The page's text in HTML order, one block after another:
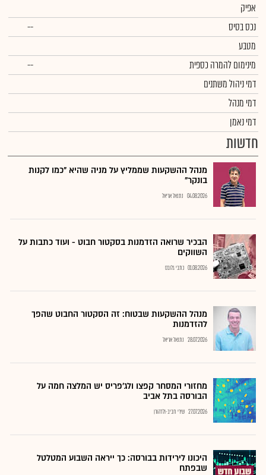
אפיק
נכס בסיס
--
מטבע
מינימום להמרה כספית
--
דמי ניהול משתנים
דמי מנהל
דמי נאמן
חדשות
מנהל ההשקעות שממליץ על מניה שהיא "כמו לקנות
בונקר"
04.08.2026 נתנאל אריאל
הבכיר שרואה הזדמנות בסקטור חבוט - ועוד כתבות על
השווקים
01.08.2026 כתבי גלובס
מנהל ההשקעות שבטוח: זה הסקטור החבוט שהפך
להזדמנות
28.07.2026 נתנאל אריאל
מחזורי המסחר קפצו ולג'פריס יש המלצה חמה על
הבורסה בתל אביב
27.07.2026 שירי חביב-ולדהורן
היכונו לירידות בבורסה: כך ייראה השבוע המטלטל
שבפתח